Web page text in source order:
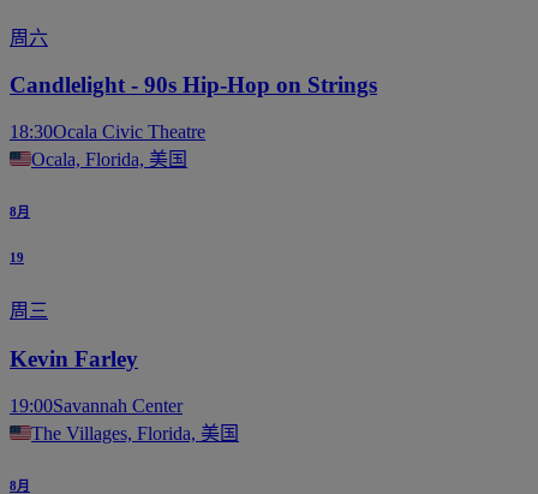
周六
Candlelight - 90s Hip-Hop on Strings
18:30Ocala Civic Theatre
Ocala, Florida, 美国
8月
19
周三
Kevin Farley
19:00Savannah Center
The Villages, Florida, 美国
8月